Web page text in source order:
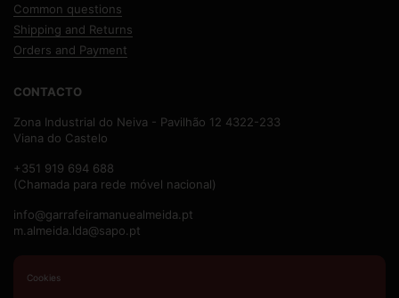
Common questions
Shipping and Returns
Orders and Payment
CONTACTO
Zona Industrial do Neiva - Pavilhão 12 4322-233
Viana do Castelo
+351 919 694 688
(Chamada para rede móvel nacional)
info@garrafeiramanuealmeida.pt
m.almeida.lda@sapo.pt
Email Phone
Cookies